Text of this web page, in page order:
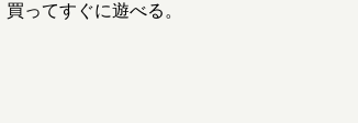
ってすぐに遊べる。